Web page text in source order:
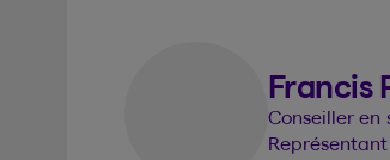
Francis
Conseiller